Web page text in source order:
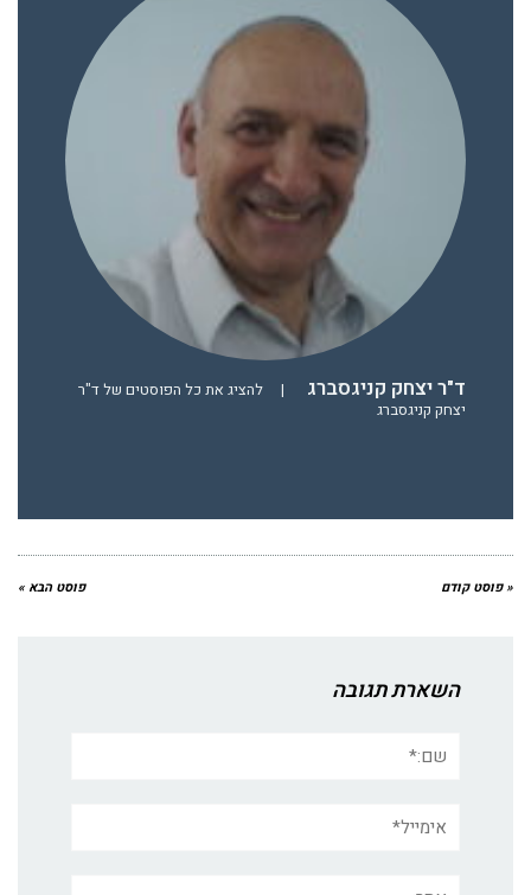
ד"ר יצחק קניגסברג |
להציג את כל הפוסטים של ד"ר
יצחק קניגסברג
« פוסט קודם פוסט הבא »
השארת תגובה